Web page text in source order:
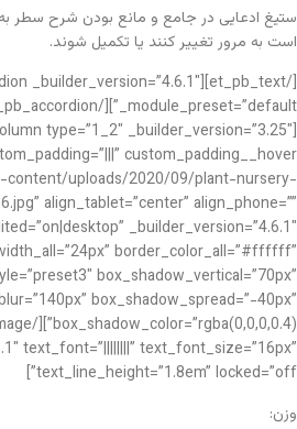
ستیغ ادعایی در جامع و مانع بودن شرح سطر
است به مرور تغییر کنند یا تکمیل شوند.
_builder_version=”4.6.1″
type=”1_2″ _builder_version=”3.25″
content/uploads/2020/09/plant-nursery-
align_tablet=”center” align_phone=””
_builder_version=”4.6.1″
border_color_all=”#ffffff”
box_shadow_vertical=”70px”
box_shadow_spread=”-40px”
text_font=”||||||||” text_font_size=”16px”
text_line_height=”1.8em” locked=”off”]
وزن: